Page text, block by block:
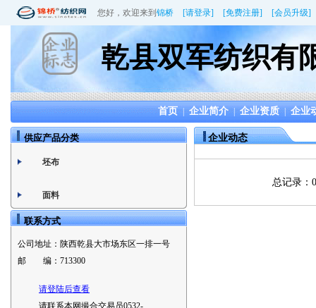
您好，欢迎来到 锦桥 [请登录] [免费注册] [会员升级]
乾县双军纺织有
首页 | 企业简介 | 企业资质 | 企业
供应产品分类
坯布
面料
联系方式
公司地址： 陕西乾县大市场东区一排一号
邮 编： 713300
请登陆后查看
请联系本网撮合交易员0532-
企业动态
总记录：